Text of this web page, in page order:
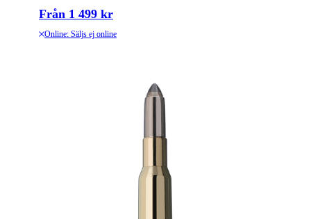
Från 1 499 kr
Online: Säljs ej online